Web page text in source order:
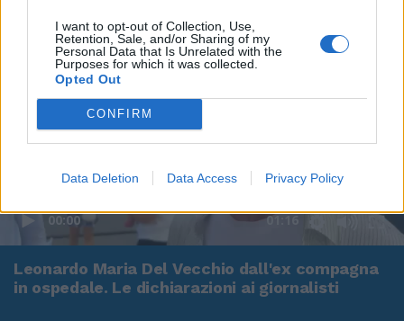
I want to opt-out of Collection, Use,
Retention, Sale, and/or Sharing of my
Personal Data that Is Unrelated with the
Purposes for which it was collected.
Opted Out
CONFIRM
Data Deletion Data Access Privacy Policy
00:00 01:16
Leonardo Maria Del Vecchio dall'ex compagna
in ospedale. Le dichiarazioni ai giornalisti